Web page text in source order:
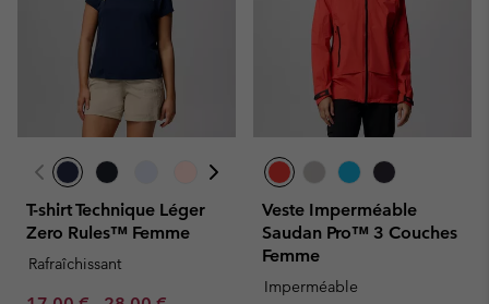
T-shirt Technique Léger
Zero Rules™ Femme
Rafraîchissant
Veste Imperméable
Saudan Pro™ 3 Couches
Femme
Imperméable